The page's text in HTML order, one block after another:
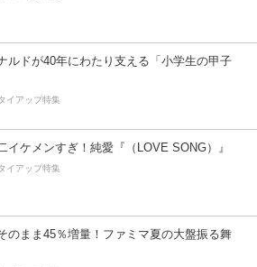
ルドが40年にわたり支える「小学生の甲子
イアップ特集
イケメンすぎ！純愛『（LOVE SONG）』
イアップ特集
のまま45％増量！ファミマ夏の大盤振る舞